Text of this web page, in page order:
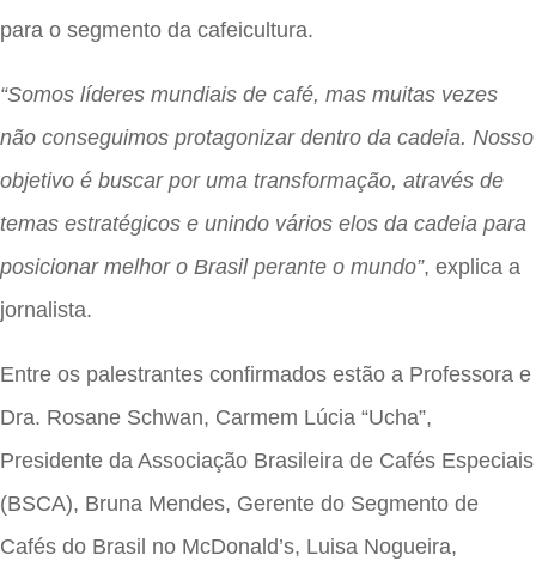
para o segmento da cafeicultura.
“Somos líderes mundiais de café, mas muitas vezes
não conseguimos protagonizar dentro da cadeia. Nosso
objetivo é buscar por uma transformação, através de
temas estratégicos e unindo vários elos da cadeia para
posicionar melhor o Brasil perante o mundo”, explica a
jornalista.
Entre os palestrantes confirmados estão a Professora e
Dra. Rosane Schwan, Carmem Lúcia “Ucha”,
Presidente da Associação Brasileira de Cafés Especiais
(BSCA), Bruna Mendes, Gerente do Segmento de
Cafés do Brasil no McDonald’s, Luisa Nogueira,